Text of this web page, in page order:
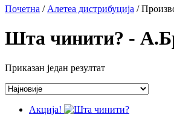
Почетна / Алетеа дистрибуција /
Шта чинити? -
Приказан један резултат
Акција!